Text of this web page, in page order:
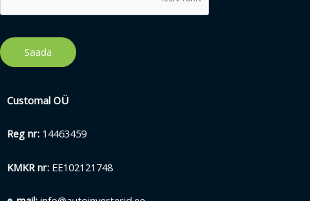
Saada
Customal OÜ
Reg nr: 14463459
KMKR nr: EE102121748